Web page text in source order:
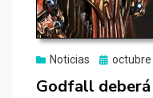
Noticias
Publicado
octubre
Godfall